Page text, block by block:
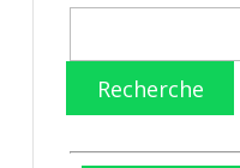
Recherche